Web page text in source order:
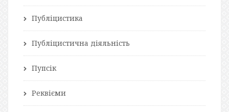
Публіцистика
Публіцистична діяльність
Пупсік
Реквієми